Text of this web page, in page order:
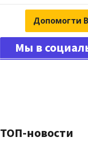
Допомогти
Мы в
ТОП-новости